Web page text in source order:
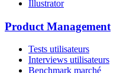
Illustrator
Product Management
Tests utilisateurs
Interviews utilisateurs
Benchmark marché